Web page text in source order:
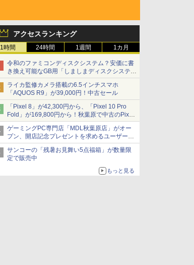
アクセスランキング
1時間 24時間 1週間 1カ月
令和のファミコンディスクシステム？安価に書
き換え可能なGB用「しましまディスクシステ
ム」
ライカ監修カメラ搭載の6.5インチスマホ
「AQUOS R9」が39,000円！中古セール
「Pixel 8」が42,300円から、「Pixel 10 Pro
Fold」が169,800円から！秋葉原で中古のPixel
シリーズがお買い得
ゲーミングPC専門店「MDL秋葉原店」がオー
プン、開店記念プレゼントを求めるユーザーが
押し寄せ長蛇の列に
サンコーの「残暑お見舞い5点福箱」が数量限
定で販売中
もっと見る